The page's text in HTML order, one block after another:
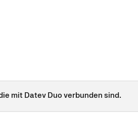
mit Datev Duo verbunden sind.